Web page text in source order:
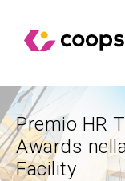
Premio HR
Awards
Facility